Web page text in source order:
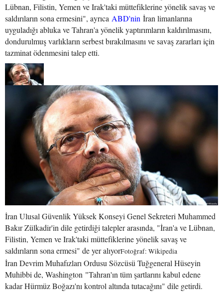
Lübnan, Filistin, Yemen ve Irak'taki müttefiklerine yönelik savaş ve
saldırıların sona ermesini", ayrıca ABD'nin İran limanlarına
uyguladığı abluka ve Tahran'a yönelik yaptırımların kaldırılmasını,
dondurulmuş varlıkların serbest bırakılmasını ve savaş zararları için
tazminat ödenmesini talep etti.
İran Ulusal Güvenlik Yüksek Konseyi Genel Sekreteri Muhammed
Bakır Zülkadir'in dile getirdiği talepler arasında, "İran'a ve Lübnan,
Filistin, Yemen ve Irak'taki müttefiklerine yönelik savaş ve
saldırıların sona ermesi" de yer alıyorFotoğraf: Wikipedia
İran Devrim Muhafızları Ordusu Sözcüsü Tuğgeneral Hüseyin
Muhibbi de, Washington "Tahran'ın tüm şartlarını kabul edene
kadar Hürmüz Boğazı'nı kontrol altında tutacağını" dile getirdi.